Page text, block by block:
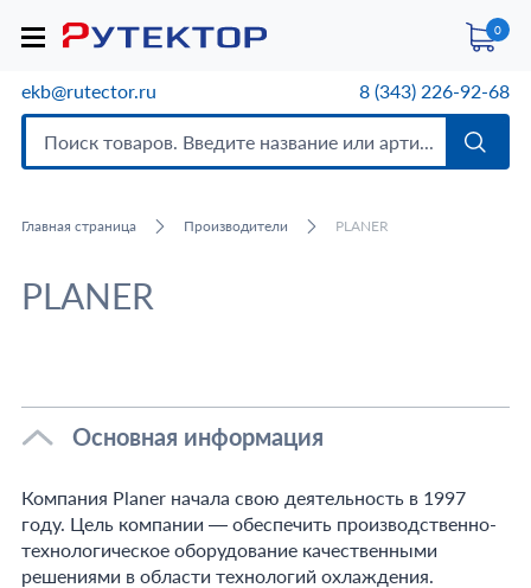
0
ekb@rutector.ru 8 (343) 226-92-68
Главная страница Производители PLANER
PLANER
Основная информация
Компания Planer начала свою деятельность в 1997
году. Цель компании — обеспечить производственно-
технологическое оборудование качественными
решениями в области технологий охлаждения.